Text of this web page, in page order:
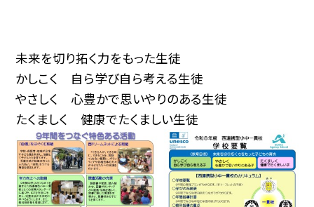
未来を切り拓く力をもった生徒
かしこく 自ら学び自ら考える生徒
やさしく 心豊かで思いやりのある生徒
たくましく 健康でたくましい生徒